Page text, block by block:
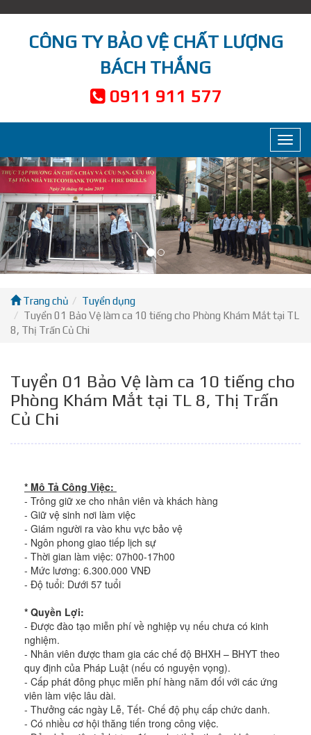
CÔNG TY BẢO VỆ CHẤT LƯỢNG
BÁCH THẮNG
0911 911 577
Previous
Trang chủ
Tuyển dụng
Tuyển 01 Bảo Vệ làm ca 10 tiếng cho Phòng Khám Mắt tại TL
8, Thị Trấn Củ Chi
Tuyển 01 Bảo Vệ làm ca 10 tiếng cho
Phòng Khám Mắt tại TL 8, Thị Trấn
Củ Chi
* Mô Tả Công Việc:
- Trông giữ xe cho nhân viên và khách hàng
- Giữ vệ sinh nơi làm việc
- Giám người ra vào khu vực bảo vệ
- Ngôn phong giao tiếp lịch sự
- Thời gian làm việc: 07h00-17h00
- Mức lương: 6.300.000 VNĐ
- Độ tuổi: Dưới 57 tuổi
* Quyền Lợi:
- Được đào tạo miễn phí về nghiệp vụ nếu chưa có kinh
nghiệm.
- Nhân viên được tham gia các chế độ BHXH – BHYT theo
quy định của Pháp Luật (nếu có nguyện vọng).
- Cấp phát đông phục miễn phí hàng năm đối với các ứng
viên làm việc lâu dài.
- Thưởng các ngày Lễ, Tết- Chế độ phụ cấp chức danh.
- Có nhiều cơ hội thăng tiến trong công việc.